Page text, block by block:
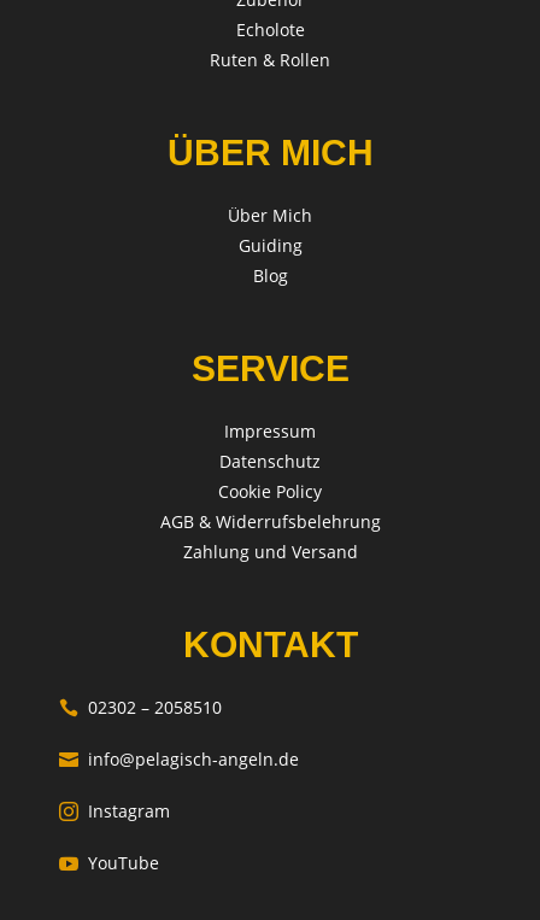
Echolote
Ruten & Rollen
ÜBER MICH
Über Mich
Guiding
Blog
SERVICE
Impressum
Datenschutz
Cookie Policy
AGB & Widerrufsbelehrung
Zahlung und Versand
KONTAKT
 02302 – 2058510
 info@pelagisch-angeln.de
 Instagram
 YouTube